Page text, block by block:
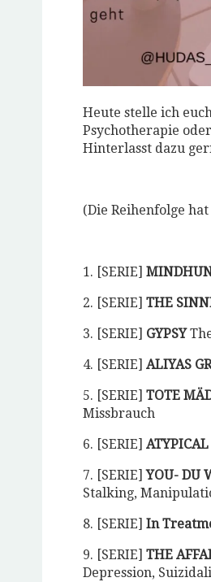
Heute stelle ich
Psychotherapie
Hinterlasst dazu
⁣(Die Reihenfolge
1. [SERIE]
2. [SERIE] THE
3. [SERIE] GYPSY
4. [SERIE] ALIYAS
5. [SERIE] TOTE
Missbrauch ⁣
6. [SERIE] ATYPICAL
7. [SERIE]YOU- DU
Stalking,
8. [SERIE] In
9. [SERIE] THE
Depression,